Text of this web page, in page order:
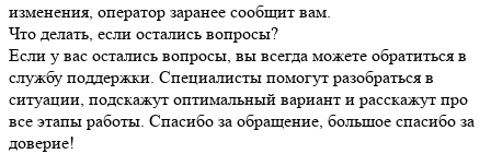
изменения, оператор заранее сообщит вам.
Что делать, если остались вопросы?
Если у вас остались вопросы, вы всегда можете обратиться в
службу поддержки. Специалисты помогут разобраться в
ситуации, подскажут оптимальный вариант и расскажут про
все этапы работы. Спасибо за обращение, большое спасибо за
доверие!